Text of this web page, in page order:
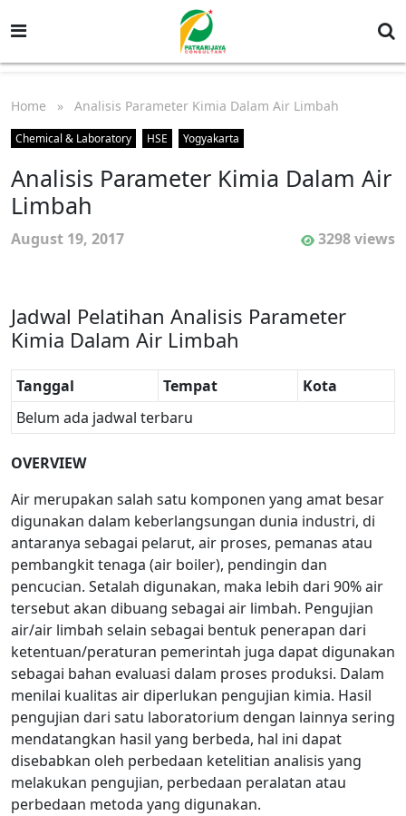
Home » Analisis Parameter Kimia Dalam Air Limbah
Chemical & Laboratory HSE Yogyakarta
Analisis Parameter Kimia Dalam Air
Limbah
August 19, 2017 3298 views
Jadwal Pelatihan Analisis Parameter
Kimia Dalam Air Limbah
Tanggal Tempat
Kota
Belum ada jadwal terbaru
OVERVIEW
Air merupakan salah satu komponen yang amat besar
digunakan dalam keberlangsungan dunia industri, di
antaranya sebagai pelarut, air proses, pemanas atau
pembangkit tenaga (air boiler), pendingin dan
pencucian. Setalah digunakan, maka lebih dari 90% air
tersebut akan dibuang sebagai air limbah. Pengujian
air/air limbah selain sebagai bentuk penerapan dari
ketentuan/peraturan pemerintah juga dapat digunakan
sebagai bahan evaluasi dalam proses produksi. Dalam
menilai kualitas air diperlukan pengujian kimia. Hasil
pengujian dari satu laboratorium dengan lainnya sering
mendatangkan hasil yang berbeda, hal ini dapat
disebabkan oleh perbedaan ketelitian analisis yang
melakukan pengujian, perbedaan peralatan atau
perbedaan metoda yang digunakan.